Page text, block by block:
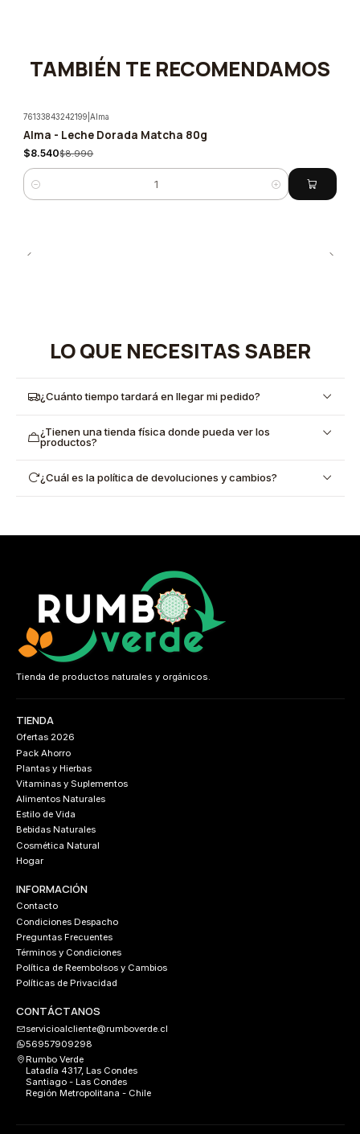
TAMBIÉN TE RECOMENDAMOS
-5%
76133843242199 |Alma
Alma - Leche Dorada Matcha 80g
$8.540$8.990
Cantidad
LO QUE NECESITAS SABER
¿Cuánto tiempo tardará en llegar mi pedido?
¿Tienen una tienda física donde pueda ver los
productos?
¿Cuál es la política de devoluciones y cambios?
Tienda de productos naturales y orgánicos.
TIENDA
Ofertas 2026
Pack Ahorro
Plantas y Hierbas
Vitaminas y Suplementos
Alimentos Naturales
Estilo de Vida
Bebidas Naturales
Cosmética Natural
Hogar
INFORMACIÓN
Contacto
Condiciones Despacho
Preguntas Frecuentes
Términos y Condiciones
Política de Reembolsos y Cambios
Políticas de Privacidad
CONTÁCTANOS
servicioalcliente@rumboverde.cl
56957909298
Rumbo Verde
Latadía 4317, Las Condes
Santiago - Las Condes
Región Metropolitana - Chile